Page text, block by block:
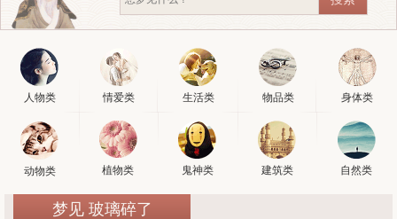
人物类 情爱类 生活类 物品类 身体类
动物类 植物类 鬼神类 建筑类 自然类
梦见 玻璃碎了